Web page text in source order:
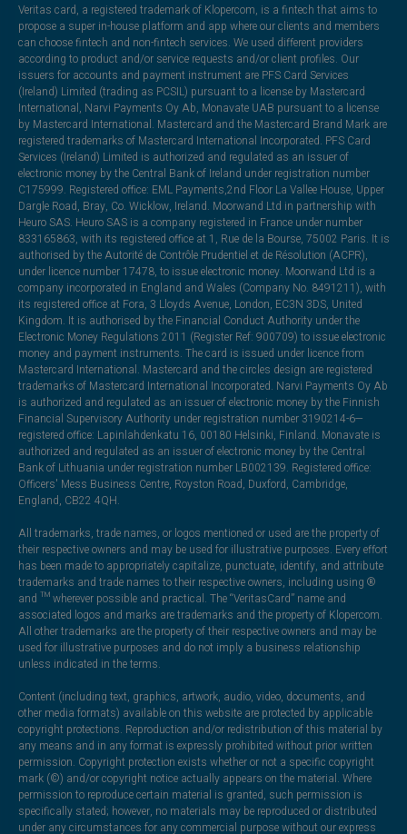
Veritas card, a registered trademark of Klopercom, is a fintech that aims to
propose a super in-house platform and app where our clients and members
can choose fintech and non-fintech services. We used different providers
according to product and/or service requests and/or client profiles. Our
issuers for accounts and payment instrument are PFS Card Services
(Ireland) Limited (trading as PCSIL) pursuant to a license by Mastercard
International, Narvi Payments Oy Ab, Monavate UAB pursuant to a license
by Mastercard International. Mastercard and the Mastercard Brand Mark are
registered trademarks of Mastercard International Incorporated. PFS Card
Services (Ireland) Limited is authorized and regulated as an issuer of
electronic money by the Central Bank of Ireland under registration number
C175999. Registered office: EML Payments,2nd Floor La Vallee House, Upper
Dargle Road, Bray, Co. Wicklow, Ireland. Moorwand Ltd in partnership with
Heuro SAS. Heuro SAS is a company registered in France under number
833165863, with its registered office at 1, Rue de la Bourse, 75002 Paris. It is
authorised by the Autorité de Contrôle Prudentiel et de Résolution (ACPR),
under licence number 17478, to issue electronic money. Moorwand Ltd is a
company incorporated in England and Wales (Company No. 8491211), with
its registered office at Fora, 3 Lloyds Avenue, London, EC3N 3DS, United
Kingdom. It is authorised by the Financial Conduct Authority under the
Electronic Money Regulations 2011 (Register Ref: 900709) to issue electronic
money and payment instruments. The card is issued under licence from
Mastercard International. Mastercard and the circles design are registered
trademarks of Mastercard International Incorporated. Narvi Payments Oy Ab
is authorized and regulated as an issuer of electronic money by the Finnish
Financial Supervisory Authority under registration number 3190214-6—
registered office: Lapinlahdenkatu 16, 00180 Helsinki, Finland. Monavate is
authorized and regulated as an issuer of electronic money by the Central
Bank of Lithuania under registration number LB002139. Registered office:
Officers' Mess Business Centre, Royston Road, Duxford, Cambridge,
England, CB22 4QH.
All trademarks, trade names, or logos mentioned or used are the property of
their respective owners and may be used for illustrative purposes. Every effort
has been made to appropriately capitalize, punctuate, identify, and attribute
trademarks and trade names to their respective owners, including using ®
and ™ wherever possible and practical. The “VeritasCard” name and
associated logos and marks are trademarks and the property of Klopercom.
All other trademarks are the property of their respective owners and may be
used for illustrative purposes and do not imply a business relationship
unless indicated in the terms.
Content (including text, graphics, artwork, audio, video, documents, and
other media formats) available on this website are protected by applicable
copyright protections. Reproduction and/or redistribution of this material by
any means and in any format is expressly prohibited without prior written
permission. Copyright protection exists whether or not a specific copyright
mark (©) and/or copyright notice actually appears on the material. Where
permission to reproduce certain material is granted, such permission is
specifically stated; however, no materials may be reproduced or distributed
under any circumstances for any commercial purpose without our express